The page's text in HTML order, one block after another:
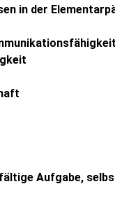
in der
Aufgabe,